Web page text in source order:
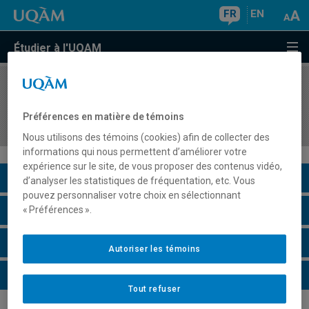
FR EN
Étudier à l'UQAM
COURS//
hôtellerie et restauration
Description du cours
Horaire - Été 2026
Horaire - Automne 2026
Horaire - Hiver 2027
Préférences en matière de témoins
Nous utilisons des témoins (cookies) afin de collecter des
informations qui nous permettent d’améliorer votre
expérience sur le site, de vous proposer des contenus vidéo,
d’analyser les statistiques de fréquentation, etc. Vous
pouvez personnaliser votre choix en sélectionnant
« Préférences ».
Tout refuser
Autoriser les témoins